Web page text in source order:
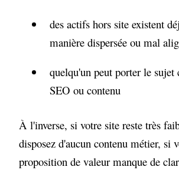
des actifs hors site existent
manière dispersée ou mal
quelqu'un peut porter le sujet
SEO ou contenu
À l'inverse, si votre site reste très
disposez d'aucun contenu métier, si
proposition de valeur manque de